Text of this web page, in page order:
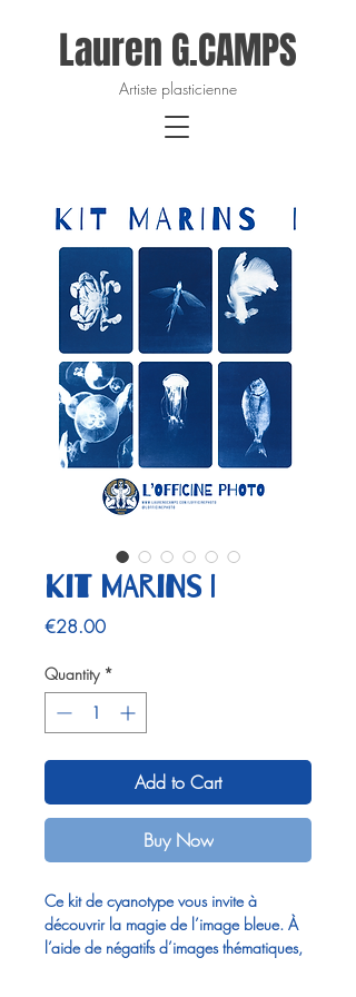
Lauren G.CAMPS
Artiste plasticienne
Kit MARINS I
€28.00Price
Quantity *
Add to Cart
Buy Now
Ce kit de cyanotype vous invite à
découvrir la magie de l’image bleue. À
l’aide de négatifs d’images thématiques,